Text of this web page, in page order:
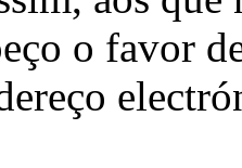
o favor